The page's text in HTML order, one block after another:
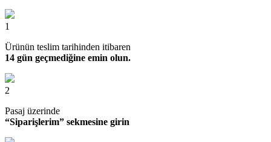
1
Ürünün teslim tarihinden itibaren
14 gün geçmediğine emin olun.
2
Pasaj üzerinde
“Siparişlerim” sekmesine girin